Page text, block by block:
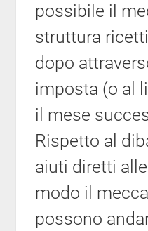
possibile il
struttura
dopo
imposta (o al
il mese
Rispetto al
aiuti diretti
modo il
possono